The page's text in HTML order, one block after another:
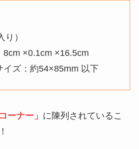
り）
8cm ×0.1cm ×16.5cm
イズ：約54×85mm 以下
ーナー」 に陳列されているこ